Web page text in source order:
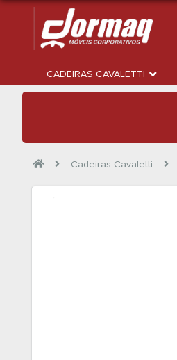
CADEIRAS CAVALETTI
Cadeiras Cavaletti